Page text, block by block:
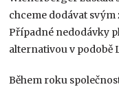
chceme dodávat
Případné nedodávky
alternativou v podobě
Během roku